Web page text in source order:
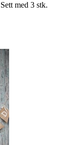
med 3 stk.